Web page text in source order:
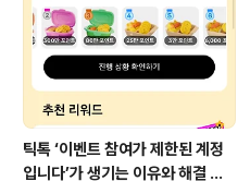
틱톡 ‘이벤트 참여가 제한된 계정
입니다’가 생기는 이유와 해결 방